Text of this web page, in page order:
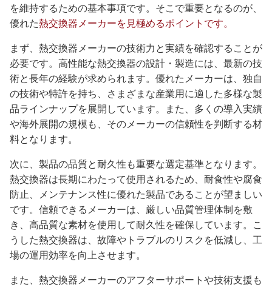
を維持するための基本事項です。そこで重要となるのが、
優れた熱交換器メーカーを見極めるポイントです。
まず、熱交換器メーカーの技術力と実績を確認することが
必要です。高性能な熱交換器の設計・製造には、最新の技
術と長年の経験が求められます。優れたメーカーは、独自
の技術や特許を持ち、さまざまな産業用に適した多様な製
品ラインナップを展開しています。また、多くの導入実績
や海外展開の規模も、そのメーカーの信頼性を判断する材
料となります。
次に、製品の品質と耐久性も重要な選定基準となります。
熱交換器は長期にわたって使用されるため、耐食性や腐食
防止、メンテナンス性に優れた製品であることが望ましい
です。信頼できるメーカーは、厳しい品質管理体制を敷
き、高品質な素材を使用して耐久性を確保しています。こ
うした熱交換器は、故障やトラブルのリスクを低減し、工
場の運用効率を向上させます。
また、熱交換器メーカーのアフターサポートや技術支援も